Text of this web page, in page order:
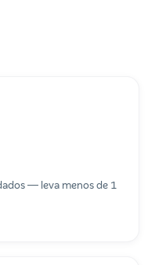
— leva menos de 1